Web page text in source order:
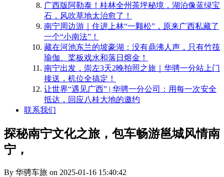
​广西版阿勒泰！桂林全州茶坪秘境，湖泊像蓝绿宝
石，风吹草地太治愈了！
南宁周边游｜住进上林“一颗松”，原来广西私藏了
一个“小南法”！
藏在河池东兰的坡豪湖：没有鼎沸人声，只有竹筏
瑜伽、桨板戏水和落日熔金！
南宁出发，崇左3天2晚拍照之旅｜华骋一分站上门
接送，机位全搞定！
​让世界“遇见广西” | 华骋一分公司：用每一次安全
抵达，回应八桂大地的邀约
联系我们
探秘南宁文化之旅，包车畅游邕城风情南
宁，
By 华骋车旅 on 2025-01-16 15:40:42